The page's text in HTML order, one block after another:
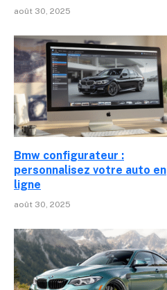
août 30, 2025
Bmw configurateur :
personnalisez votre auto en
ligne
août 30, 2025